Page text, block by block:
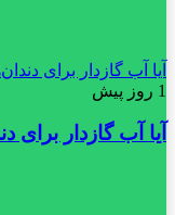
آیا آب گازدار برای
1 روز پیش
آیا آب گازدار